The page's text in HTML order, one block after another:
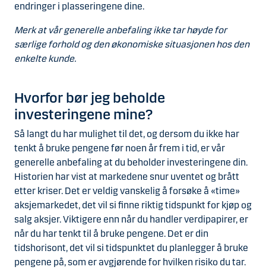
endringer i plasseringene dine.
Merk at vår generelle anbefaling ikke tar høyde for
særlige forhold og den økonomiske situasjonen hos den
enkelte kunde.
Hvorfor bør jeg beholde
investeringene mine?
Så langt du har mulighet til det, og dersom du ikke har
tenkt å bruke pengene før noen år frem i tid, er vår
generelle anbefaling at du beholder investeringene din.
Historien har vist at markedene snur uventet og brått
etter kriser. Det er veldig vanskelig å forsøke å «time»
aksjemarkedet, det vil si finne riktig tidspunkt for kjøp og
salg aksjer. Viktigere enn når du handler verdipapirer, er
når du har tenkt til å bruke pengene. Det er din
tidshorisont, det vil si tidspunktet du planlegger å bruke
pengene på, som er avgjørende for hvilken risiko du tar.